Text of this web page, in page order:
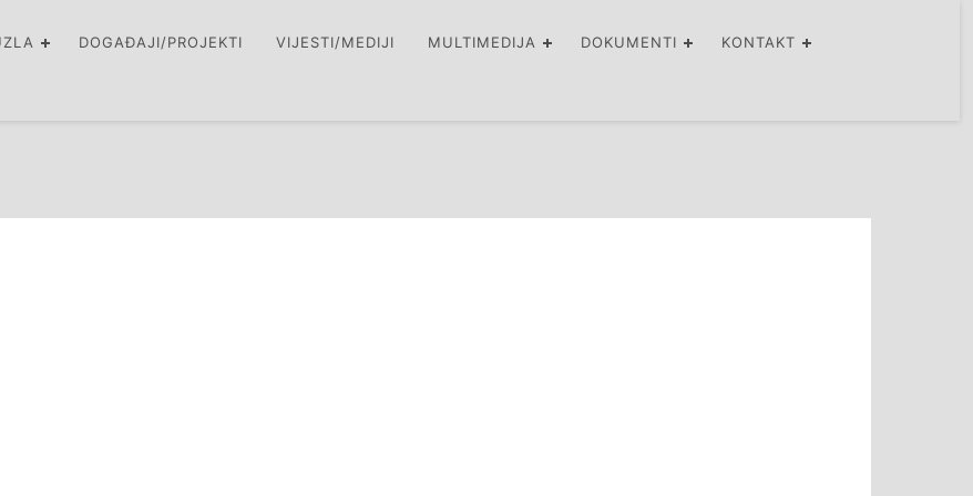
DOGAĐAJI/PROJEKTI VIJESTI/MEDIJI MULTIMEDIJA DOKUMENTI KONTAKT